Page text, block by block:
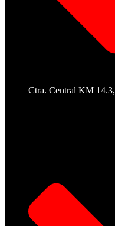
Ctra. Central KM 14.3,